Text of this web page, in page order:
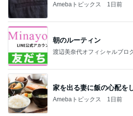
Amebaトピックス 1日前
朝のルーティン
渡辺美奈代オフィシャルブロ
家を出る妻に飯の心配を
Amebaトピックス 1日前